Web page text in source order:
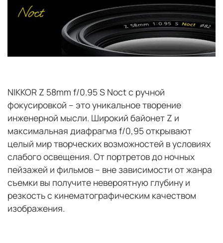
NIKKOR Z 58mm f/0.95 S Noct с ручной
фокусировкой – это уникальное творение
инженерной мысли. Широкий байонет Z и
максимальная диафрагма f/0,95 открывают
целый мир творческих возможностей в условиях
слабого освещения. От портретов до ночных
пейзажей и фильмов – вне зависимости от жанра
съемки вы получите невероятную глубину и
резкость с кинематографическим качеством
изображения.